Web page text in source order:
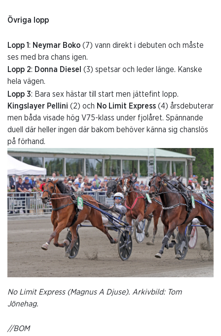
Övriga lopp
Lopp 1: Neymar Boko (7) vann direkt i debuten och måste
ses med bra chans igen.
Lopp 2: Donna Diesel (3) spetsar och leder länge. Kanske
hela vägen.
Lopp 3: Bara sex hästar till start men jättefint lopp.
Kingslayer Pellini (2) och No Limit Express (4) årsdebuterar
men båda visade hög V75-klass under fjolåret. Spännande
duell där heller ingen där bakom behöver känna sig chanslös
på förhand.
No Limit Express (Magnus A Djuse). Arkivbild: Tom
Jönehag.
//BOM